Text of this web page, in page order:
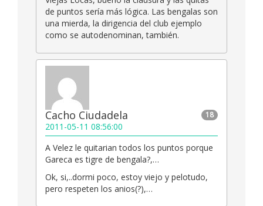
de puntos sería más lógica. Las bengalas son
una mierda, la dirigencia del club ejemplo
como se autodenominan, también.
18
Cacho Ciudadela
2011-05-11 08:56:00
A Velez le quitarian todos los puntos porque
Gareca es tigre de bengala?,…
Ok, si,..dormi poco, estoy viejo y pelotudo,
pero respeten los anios(?),…